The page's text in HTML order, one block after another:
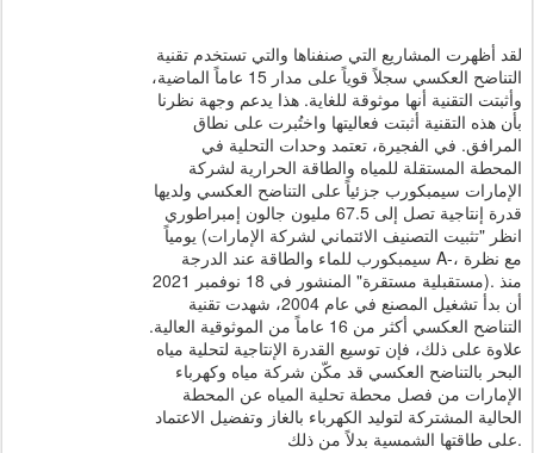
لقد أظهرت المشاريع التي صنفناها والتي تستخدم تقنية
التناضح العكسي سجلاً قوياً على مدار 15 عاماً الماضية،
وأثبتت التقنية أنها موثوقة للغاية. هذا يدعم وجهة نظرنا
بأن هذه التقنية أثبتت فعاليتها واختُبرت على نطاق
المرافق. في الفجيرة، تعتمد وحدات التحلية في
المحطة المستقلة للمياه والطاقة الحرارية لشركة
الإمارات سيمبكورب جزئياً على التناضح العكسي ولديها
قدرة إنتاجية تصل إلى 67.5 مليون جالون إمبراطوري
يومياً (انظر "تثبيت التصنيف الائتماني لشركة الإمارات
سيمبكورب للماء والطاقة عند الدرجة A-، مع نظرة
مستقبلية مستقرة" المنشور في 18 نوفمبر 2021). منذ
أن بدأ تشغيل المصنع في عام 2004، شهدت تقنية
التناضح العكسي أكثر من 16 عاماً من الموثوقية العالية.
علاوة على ذلك، فإن توسيع القدرة الإنتاجية لتحلية مياه
البحر بالتناضح العكسي قد مكّن شركة مياه وكهرباء
الإمارات من فصل محطة تحلية المياه عن المحطة
الحالية المشتركة لتوليد الكهرباء بالغاز وتفضيل الاعتماد
على طاقتها الشمسية بدلاً من ذلك.